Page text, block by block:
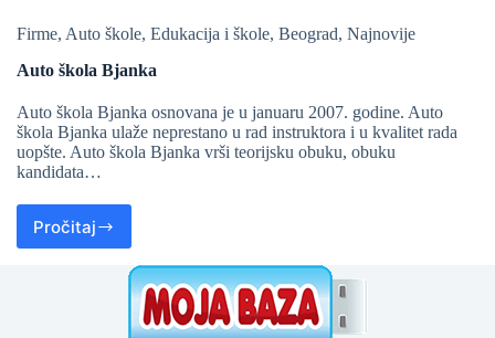
Firme, Auto škole, Edukacija i škole, Beograd, Najnovije
Auto škola Bjanka
Auto škola Bjanka osnovana je u januaru 2007. godine. Auto
škola Bjanka ulaže neprestano u rad instruktora i u kvalitet rada
uopšte. Auto škola Bjanka vrši teorijsku obuku, obuku
kandidata…
Pročitaj